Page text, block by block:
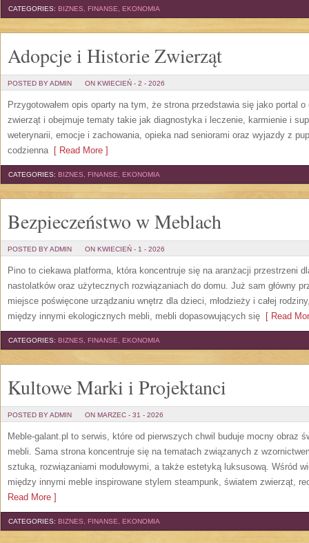
CATEGORIES: BIZNES, FINANSE, EKONOMIA
Adopcje i Historie Zwierząt
POSTED BY ADMIN ON KWIECIEŃ - 2 - 2026
Przygotowałem opis oparty na tym, że strona przedstawia się jako portal
zwierząt i obejmuje tematy takie jak diagnostyka i leczenie, karmienie i
weterynarii, emocje i zachowania, opieka nad seniorami oraz wyjazdy z
codzienna[ Read More ]
CATEGORIES: BIZNES, FINANSE, EKONOMIA
Bezpieczeństwo w Meblach
POSTED BY ADMIN ON KWIECIEŃ - 1 - 2026
Pino to ciekawa platforma, która koncentruje się na aranżacji przestrzeni
nastolatków oraz użytecznych rozwiązaniach do domu. Już sam główny
miejsce poświęcone urządzaniu wnętrz dla dzieci, młodzieży i całej
między innymi ekologicznych mebli, mebli dopasowujących się [ Read
CATEGORIES: BIZNES, FINANSE, EKONOMIA
Kultowe Marki i Projektanci
POSTED BY ADMIN ON MARZEC - 31 - 2026
Meble-galant.pl to serwis, które od pierwszych chwil buduje mocny obraz
mebli. Sama strona koncentruje się na tematach związanych z
sztuką, rozwiązaniami modułowymi, a także estetyką luksusową. Wśród
między innymi meble inspirowane stylem steampunk, światem zwierząt,
Read More ]
CATEGORIES: BIZNES, FINANSE, EKONOMIA